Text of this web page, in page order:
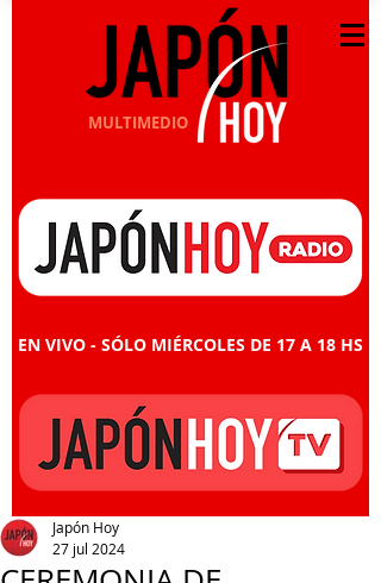
MULTIMEDIO
EN VIVO - SÓLO MIÉRCOLES DE 17 A 18 HS
Japón Hoy
27 jul 2024